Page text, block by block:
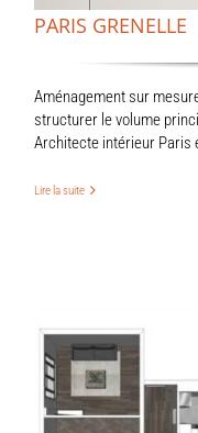
PARIS GRENELLE
Aménagement sur
structurer le volume
Architecte intérieur Paris
Lire la suite